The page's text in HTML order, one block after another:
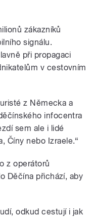
zákazníků
signálu.
při propagaci
v cestovním
z Německa a
infocentra
sem ale i lidé
Číny nebo Izraele.“
z operátorů
Děčína přichází, aby
odkud cestují i jak